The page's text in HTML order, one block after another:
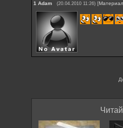
1 Adam (20.04.2010 11:26) [